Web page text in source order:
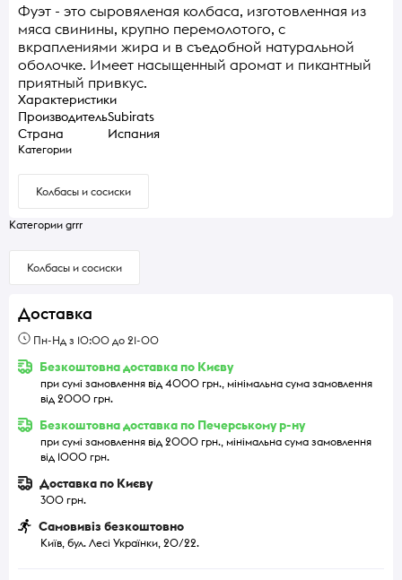
Фуэт - это сыровяленая колбаса, изготовленная из
мяса свинины, крупно перемолотого, с
вкраплениями жира и в съедобной натуральной
оболочке. Имеет насыщенный аромат и пикантный
приятный привкус.
Характеристики
ПроизводительSubirats
Страна
Испания
Категории
Колбасы и сосиски
Категории grrr
Колбасы и сосиски
Доставка
Пн-Нд з 10:00 до 21-00
Безкоштовна доставка по Києву
при сумі замовлення від 4000 грн., мінімальна сума замовлення
від 2000 грн.
Безкоштовна доставка по Печерському р-ну
при сумі замовлення від 2000 грн., мінімальна сума замовлення
від 1000 грн.
Доставка по Києву
300 грн.
Самовивіз безкоштовно
Київ, бул. Лесі Українки, 20/22.